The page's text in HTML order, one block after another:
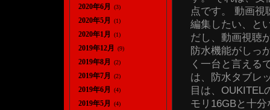
点です。 動画視
編集したい、と
だし、動画視聴
防水機能がしっ
く一台と言える
は、防水タブレ
目は、OUKITEL
モリ16GBと十
2020年6月 (3)
2020年5月 (1)
2020年1月 (1)
2019年12月 (9)
2019年8月 (2)
2019年7月 (2)
2019年6月 (4)
2019年5月 (4)